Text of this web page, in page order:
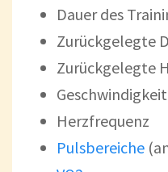
Dauer des
Zurückgelegte
Zurückgelegte
Geschwindigkeit
Herzfrequenz
Pulsbereiche